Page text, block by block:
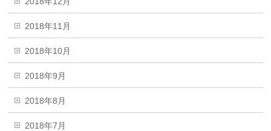
2018年11月
2018年10月
2018年9月
2018年8月
2018年7月